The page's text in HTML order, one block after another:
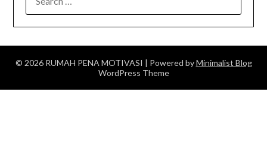
FOR:
© 2026 RUMAH PENA MOTIVASI | Powered byMinimalist Blog
WordPress Theme